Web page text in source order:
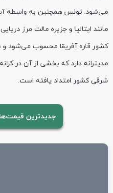
می‌شود. تونس همچنین به واسطه‌
مانند ایتالیا و جزیره مالت مرز
کشور قاره آفریقا محسوب می‌شود و
مدیترانه دارد که بخشی از آن در
شرقی کشور امتداد یافته است.
جدیدترین